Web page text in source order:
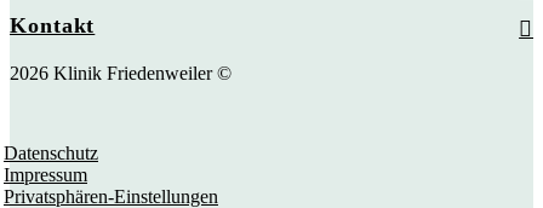
Kontakt
2026 Klinik Friedenweiler ©
Datenschutz
Impressum
Privatsphären-Einstellungen